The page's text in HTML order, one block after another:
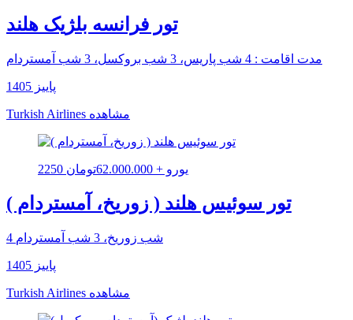
تور فرانسه بلژیک هلند
مدت اقامت : 4 شب پاریس، 3 شب بروکسل، 3 شب آمستردام
پاییز 1405
Turkish Airlines مشاهده
2250 یورو + 62.000.000تومان
تور سوئیس هلند ( زوریخ، آمستردام )
4 شب زوریخ، 3 شب آمستردام
پاییز 1405
Turkish Airlines مشاهده